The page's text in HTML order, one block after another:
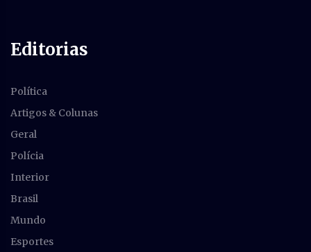
Editorias
Política
Artigos & Colunas
Geral
Polícia
Interior
Brasil
Mundo
Esportes